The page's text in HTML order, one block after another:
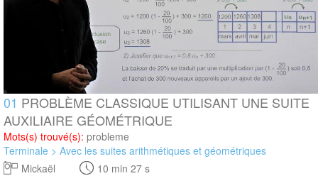
01 PROBLÈME CLASSIQUE UTILISANT UNE SUITE
AUXILIAIRE GÉOMÉTRIQUE
Mots(s) trouvé(s): probleme
Terminale > Avec les suites arithmétiques et géométriques
Mickaël
10 min 27 s